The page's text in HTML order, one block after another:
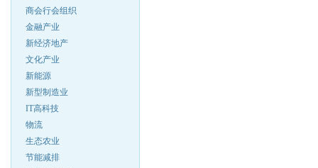
商会行会组织
金融产业
新经济地产
文化产业
新能源
新型制造业
IT高科技
物流
生态农业
节能减排